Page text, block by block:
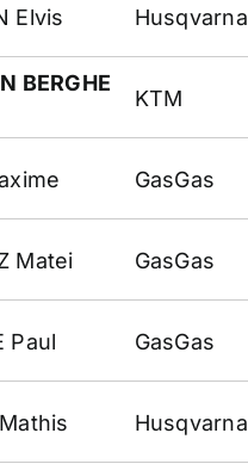
Elvis Husqvarna
BERGHE
KTM
GasGas
Matei GasGas
Paul GasGas
Husqvarna